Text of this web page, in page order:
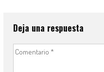
Deja una respuesta